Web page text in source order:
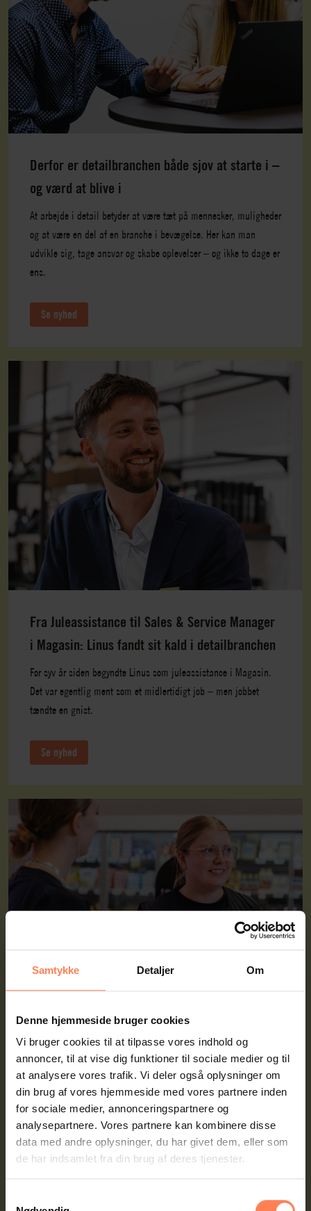
Samtykke Detaljer Om
Denne hjemmeside bruger cookies
Vi bruger cookies til at tilpasse vores indhold og
annoncer, til at vise dig funktioner til sociale medier og til
at analysere vores trafik. Vi deler også oplysninger om
din brug af vores hjemmeside med vores partnere inden
for sociale medier, annonceringspartnere og
analysepartnere. Vores partnere kan kombinere disse
data med andre oplysninger, du har givet dem, eller som
de har indsamlet fra din brug af deres tjenester.
Derfor er detailbranchen både sjov at starte i –
og værd at blive i
At arbejde i detail betyder at være tæt på mennesker, muligheder
og at være en del af en branche i bevægelse. Her kan man
udvikle sig, tage ansvar og skabe oplevelser – og ikke to dage er
ens.
Se nyhed
Fra Juleassistance til Sales & Service Manager
i Magasin: Linus fandt sit kald i detailbranchen
For syv år siden begyndte Linus som juleassistance i Magasin.
Det var egentlig ment som et midlertidigt job – men jobbet
tændte en gnist.
Se nyhed
Karoline fulgte sin mavefornemmelse: Blev
selvstændig købmand som 23-årig
Allerede som barn vidste Karoline, hvad hun ville. Hun legede
købmand på børneværelset og drømte om en dag at få sin egen
butik. I dag, som 27-årig, er den drøm blevet til virkelighed.